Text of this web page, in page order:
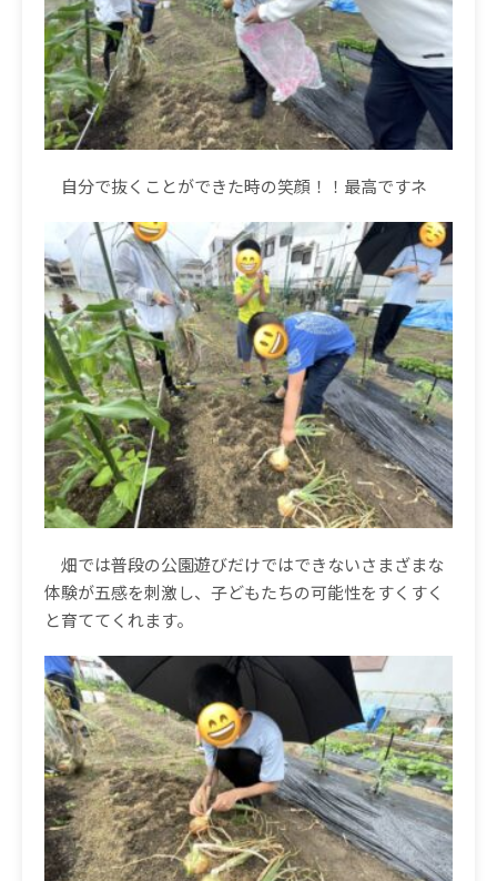
自分で抜くことができた時の笑顔！！最高ですネ
畑では普段の公園遊びだけではできないさまざまな
体験が五感を刺激し、子どもたちの可能性をすくすく
と育ててくれます。